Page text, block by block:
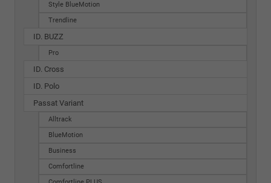
Style BlueMotion
Trendline
ID. BUZZ
Pro
ID. Cross
ID. Polo
Passat Variant
Alltrack
BlueMotion
Business
Comfortline